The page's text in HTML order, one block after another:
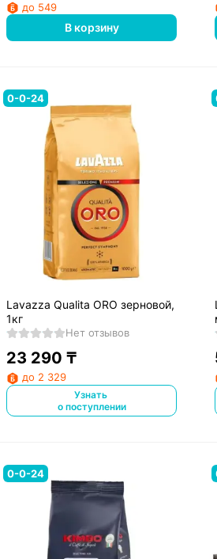
до 549
В корзину
0-0-24
Lavazza Qualita ORO зерновой,
1кг
Нет отзывов
23 290 ₸
до 2 329
Узнать
о поступлении
0-0-24